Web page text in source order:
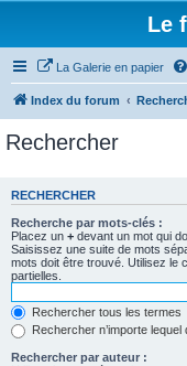
Le
La Galerie en papier
Index du forum
Rechercher
RECHERCHER
Recherche par mots-clés :
Placez un + devant un mot qui
Saisissez une suite de mots
mots doit être trouvé. Utilisez le
partielles.
Rechercher tous les termes
Rechercher n’importe
Rechercher par auteur :